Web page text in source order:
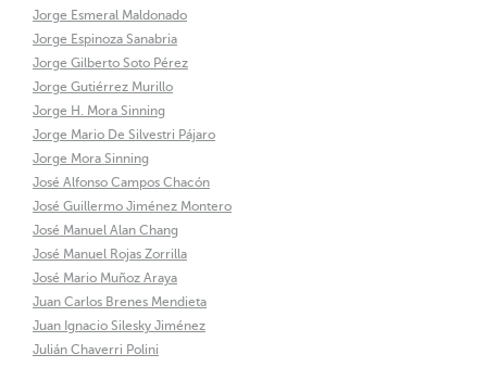
Jorge Esmeral Maldonado
Jorge Espinoza Sanabria
Jorge Gilberto Soto Pérez
Jorge Gutiérrez Murillo
Jorge H. Mora Sinning
Jorge Mario De Silvestri Pájaro
Jorge Mora Sinning
José Alfonso Campos Chacón
José Guillermo Jiménez Montero
José Manuel Alan Chang
José Manuel Rojas Zorrilla
José Mario Muñoz Araya
Juan Carlos Brenes Mendieta
Juan Ignacio Silesky Jiménez
Julián Chaverri Polini